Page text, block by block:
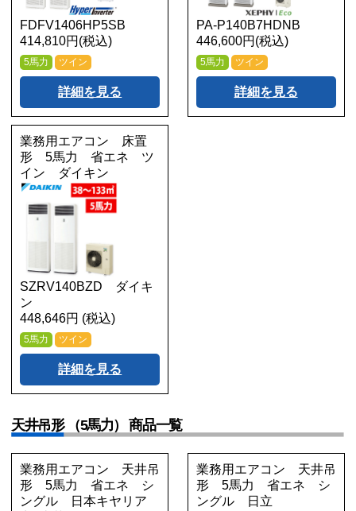
FDFV1406HP5SB
414,810円(税込)
5馬力 ツイン
詳細を見る
PA-P140B7HDNB
446,600円(税込)
5馬力 ツイン
詳細を見る
業務用エアコン 床置
形 5馬力 省エネ ツ
イン ダイキン
SZRV140BZD ダイキ
ン
448,646円 (税込)
5馬力 ツイン
詳細を見る
天井吊形 （5馬力） 商品一覧
業務用エアコン 天井吊
形 5馬力 省エネ シ
ングル 日本キヤリア
業務用エアコン 天井吊
形 5馬力 省エネ シ
ングル 日立